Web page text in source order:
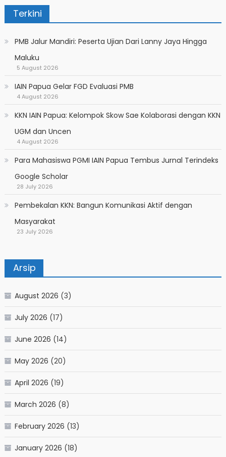
Terkini
PMB Jalur Mandiri: Peserta Ujian Dari Lanny Jaya Hingga
Maluku
5 August 2026
IAIN Papua Gelar FGD Evaluasi PMB
4 August 2026
KKN IAIN Papua: Kelompok Skow Sae Kolaborasi dengan KKN
UGM dan Uncen
4 August 2026
Para Mahasiswa PGMI IAIN Papua Tembus Jurnal Terindeks
Google Scholar
28 July 2026
Pembekalan KKN: Bangun Komunikasi Aktif dengan
Masyarakat
23 July 2026
Arsip
August 2026 (3)
July 2026 (17)
June 2026 (14)
May 2026 (20)
April 2026 (19)
March 2026 (8)
February 2026 (13)
January 2026 (18)